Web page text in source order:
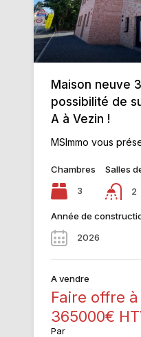
Maison neuve
possibilité de
A à Vezin !
MSImmo vous
Chambres
3
Salles
2
Année de
2026
A vendre
Faire offre
365000€
Par